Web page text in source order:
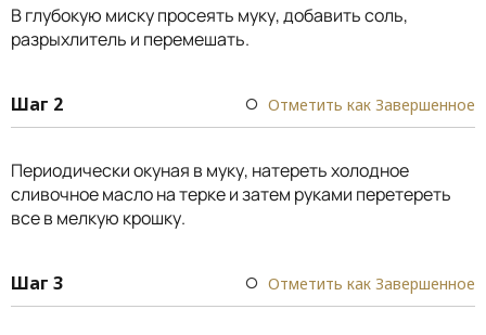
В глубокую миску просеять муку, добавить соль,
разрыхлитель и перемешать.
Шаг 2 Отметить как Завершенное
Периодически окуная в муку, натереть холодное
сливочное масло на терке и затем руками перетереть
все в мелкую крошку.
Шаг 3 Отметить как Завершенное